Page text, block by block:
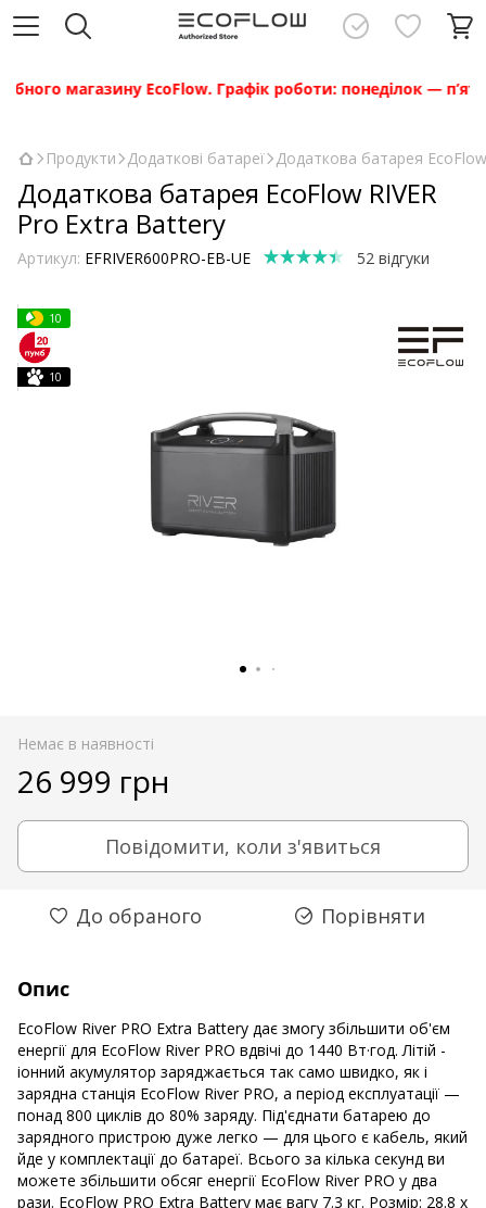
магазину EcoFlow. Графік роботи: понеділок —
Продукти Додаткові батареї Додаткова батарея
Додаткова батарея EcoFlow RIVER
Pro Extra Battery
Артикул: EFRIVER600PRO-EB-UE 52 відгуки
10
10
Немає в наявності
26 999 грн
Повідомити, коли з'явиться
До обраного Порівняти
Опис
EcoFlow River PRO Extra Battery дає змогу збільшити об'єм
енергії для EcoFlow River PRO вдвічі до 1440 Вт·год. Літій -
іонний акумулятор заряджається так само швидко, як і
зарядна станція EcoFlow River PRO, а період експлуатації —
понад 800 циклів до 80% заряду. Під'єднати батарею до
зарядного пристрою дуже легко — для цього є кабель, який
йде у комплектації до батареї. Всього за кілька секунд ви
можете збільшити обсяг енергії EcoFlow River PRO у два
рази. EcoFlow PRO Extra Battery має вагу 7.3 кг. Розмір: 28.8 x